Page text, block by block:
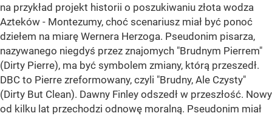
na przykład projekt historii o poszukiwaniu złota wodza
Azteków - Montezumy, choć scenariusz miał być ponoć
dziełem na miarę Wernera Herzoga. Pseudonim pisarza,
nazywanego niegdyś przez znajomych "Brudnym Pierrem"
(Dirty Pierre), ma być symbolem zmiany, którą przeszedł.
DBC to Pierre zreformowany, czyli "Brudny, Ale Czysty"
(Dirty But Clean). Dawny Finley odszedł w przeszłość. Nowy
od kilku lat przechodzi odnowę moralną. Pseudonim miał